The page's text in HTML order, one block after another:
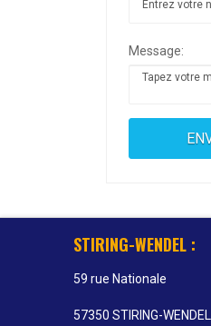
Message:
STIRING-WENDEL :
59 rue Nationale
57350 STIRING-WENDEL